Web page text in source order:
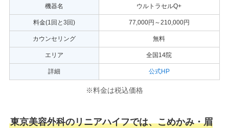
機器名 ウルトラセルQ+
料金(1回と3回) 77,000円～210,000円
カウンセリング 無料
エリア 全国14院
詳細 公式HP
※料金は税込価格
東京美容外科のリニアハイフでは、こめかみ・眉